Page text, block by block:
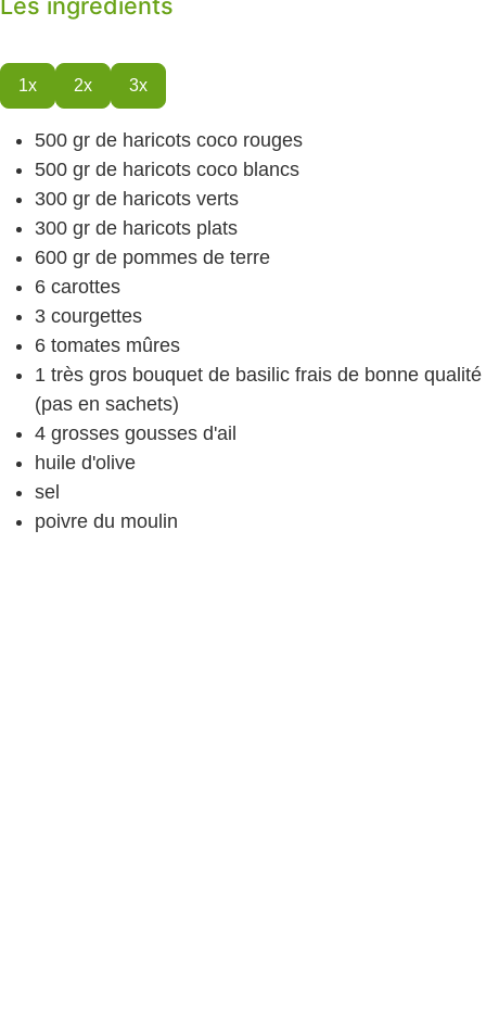
1x 2x 3x
500 gr de haricots coco rouges
500 gr de haricots coco blancs
300 gr de haricots verts
300 gr de haricots plats
600 gr de pommes de terre
6 carottes
3 courgettes
6 tomates mûres
1 très gros bouquet de basilic frais de bonne qualité
(pas en sachets)
4 grosses gousses d'ail
huile d'olive
sel
poivre du moulin